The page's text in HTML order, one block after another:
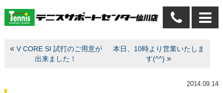
« V CORE SI 試打のご用意が
出来ました！
本日、10時より営業いたしま
す(^^) »
2014.09.14